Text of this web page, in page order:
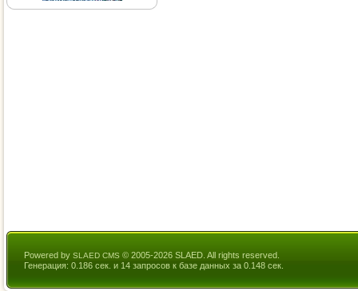
Powered by SLAED CMS © 2005-2026 SLAED. All rights reserved.
Генерация: 0.186 сек. и 14 запросов к базе данных за 0.148 сек.